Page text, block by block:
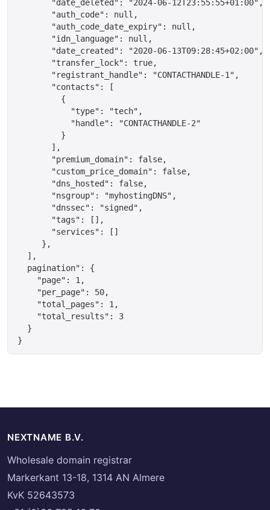
       "date_deleted": "2024-06-12T23:55:55+01:00",
       "auth_code": null,
       "auth_code_date_expiry": null,
       "idn_language": null,
       "date_created": "2020-06-13T09:28:45+02:00",
       "transfer_lock": true,
       "registrant_handle": "CONTACTHANDLE-1",
       "contacts": [
       ],
       "premium_domain": false,
       "custom_price_domain": false,
       "dns_hosted": false,
       "nsgroup": "myhostingDNS",
       "dnssec": "signed",
       "tags": [],
       "services": []
     },
  ],
  pagination": {
    "page": 1,
    "per_page": 50,
    "total_pages": 1,
    "total_results": 3
  }
NEXTNAME B.V.
Wholesale domain registrar
Markerkant 13-18, 1314 AN Almere
KvK 52643573